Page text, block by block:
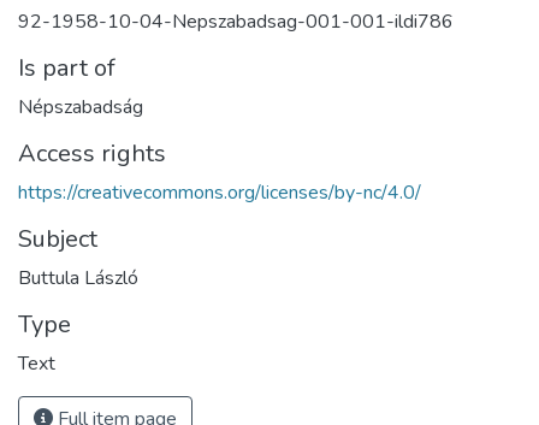
92-1958-10-04-Nepszabadsag-001-001-ildi786
Is part of
Népszabadság
Access rights
https://creativecommons.org/licenses/by-nc/4.0/
Subject
Buttula László
Type
Text
Full item page